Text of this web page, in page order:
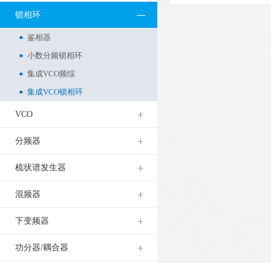
锁相环
鉴相器
小数分频锁相环
集成VCO频综
集成VCO锁相环
VCO
分频器
梳状谱发生器
混频器
下变频器
功分器/耦合器